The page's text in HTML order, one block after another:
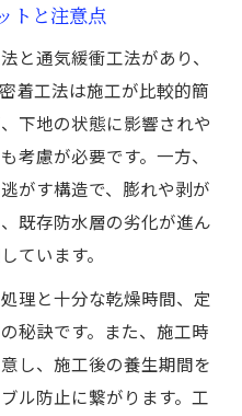
トと注意点
と通気緩衝工法があり、
着工法は施工が比較的簡
下地の状態に影響されや
考慮が必要です。一方、
がす構造で、膨れや剥が
既存防水層の劣化が進ん
ています。
理と十分な乾燥時間、定
秘訣です。また、施工時
し、施工後の養生期間を
ル防止に繋がります。工